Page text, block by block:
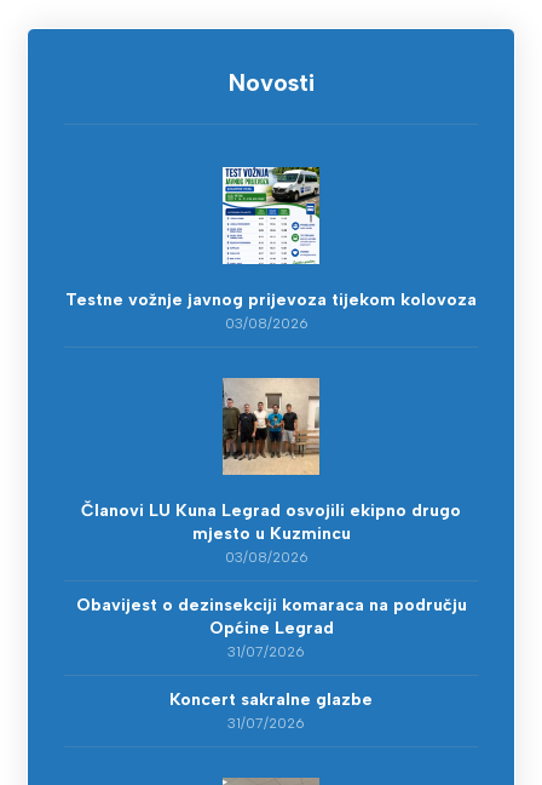
Novosti
Testne vožnje javnog prijevoza tijekom kolovoza
03/08/2026
Članovi LU Kuna Legrad osvojili ekipno drugo
mjesto u Kuzmincu
03/08/2026
Obavijest o dezinsekciji komaraca na području
Općine Legrad
31/07/2026
Koncert sakralne glazbe
31/07/2026